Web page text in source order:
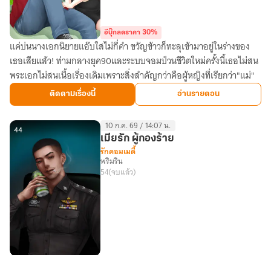
อลวน
วุ่น
นัก
รัก
ทะลุ
มิติ
(วัย
ยุค
90)
อีบุ๊กลดราคา 30%
แค่บ่นนางเอกนิยายแอ๊บใสไม่กี่คำ ขวัญข้าวก็ทะลุเข้ามาอยู่ในร่างของ
เธอเสียแล้ว! ท่ามกลางยุค90และระบบจอมป่วนชีวิตใหม่ครั้งนี้เธอไม่สน
พระเอกไม่สนเนื้อเรื่องเดิมเพราะสิ่งสำคัญกว่าคือผู้หญิงที่เรียกว่า"แม่"
ติดตามเรื่องนี้ อ่านรายตอน
44 10 ก.ค. 69 / 14:07 น.
เมียรัก ผู้กองร้าย
รักคอมเมดี้
พริมริน
54(จบแล้ว)